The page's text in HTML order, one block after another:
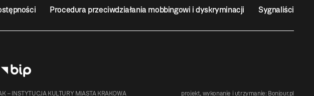
Procedura przeciwdziałania mobbingowi i dyskryminacji Sygnaliści
– INSTYTUCJA KULTURY MIASTA KRAKOWA projekt, wykonanie i utrzymanie: Bonjour.pl